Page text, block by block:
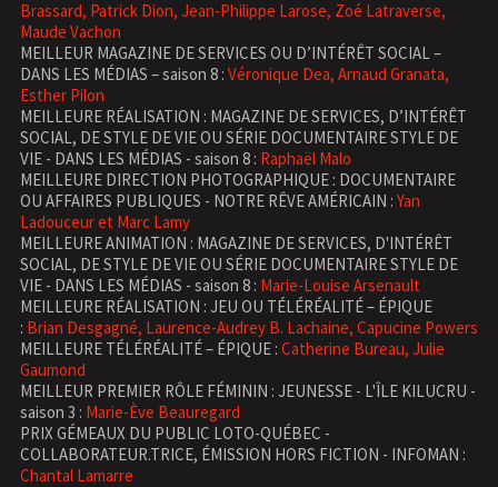
Brassard, Patrick Dion, Jean-Philippe Larose, Zoé Latraverse,
Maude Vachon
MEILLEUR MAGAZINE DE SERVICES OU D’INTÉRÊT SOCIAL –
DANS LES MÉDIAS – saison 8 : Véronique Dea, Arnaud Granata,
Esther Pilon
MEILLEURE RÉALISATION : MAGAZINE DE SERVICES, D’INTÉRÊT
SOCIAL, DE STYLE DE VIE OU SÉRIE DOCUMENTAIRE STYLE DE
VIE - DANS LES MÉDIAS - saison 8 : Raphaël Malo
MEILLEURE DIRECTION PHOTOGRAPHIQUE : DOCUMENTAIRE
OU AFFAIRES PUBLIQUES - NOTRE RÊVE AMÉRICAIN : Yan
Ladouceur et Marc Lamy
MEILLEURE ANIMATION : MAGAZINE DE SERVICES, D'INTÉRÊT
SOCIAL, DE STYLE DE VIE OU SÉRIE DOCUMENTAIRE STYLE DE
VIE - DANS LES MÉDIAS - saison 8 : Marie-Louise Arsenault
MEILLEURE RÉALISATION : JEU OU TÉLÉRÉALITÉ – ÉPIQUE
: Brian Desgagné, Laurence-Audrey B. Lachaine, Capucine Powers
MEILLEURE TÉLÉRÉALITÉ – ÉPIQUE : Catherine Bureau, Julie
Gaumond
MEILLEUR PREMIER RÔLE FÉMININ : JEUNESSE - L'ÎLE KILUCRU -
saison 3 : Marie-Ève Beauregard
PRIX GÉMEAUX DU PUBLIC LOTO-QUÉBEC -
COLLABORATEUR.TRICE, ÉMISSION HORS FICTION - INFOMAN :
Chantal Lamarre